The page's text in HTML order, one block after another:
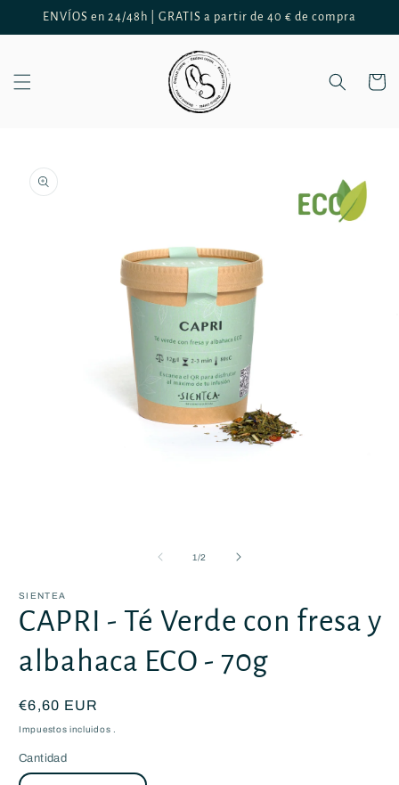
directamente
al contenido
ENVÍOS en 24/48h | GRATIS a partir de 40 € de compra
Carrito
a la
información
una
ventana
modal
1/de
2
SIENTEA
CAPRI - Té Verde con fresa y
albahaca ECO - 70g
Precio
habitual
€6,60 EUR
Impuestos incluidos .
Cantidad